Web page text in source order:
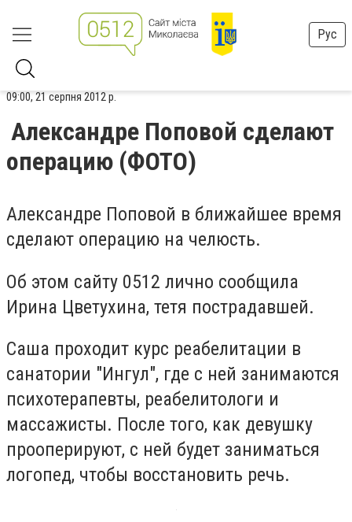
Рус
09:00, 21 серпня 2012 р.
Александре Поповой сделают
операцию (ФОТО)
Александре Поповой в ближайшее время
сделают операцию на челюсть.
Об этом сайту 0512 лично сообщила
Ирина Цветухина, тетя пострадавшей.
Саша проходит курс реабелитации в
санатории "Ингул", где с ней занимаются
психотерапевты, реабелитологи и
массажисты. После того, как девушку
прооперируют, с ней будет заниматься
логопед, чтобы восстановить речь.